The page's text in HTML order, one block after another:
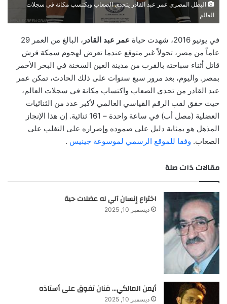
البطل المصري عمر عبد القادر يتحدى الصعاب ويكتسب مكانة في سجلات
العالم
في يونيو 2016، شهدت حياة عمر عبد القادر
، البالغ من العمر 29
عاماً من مصر، تحولاً غير متوقع عندما تعرض لهجوم سمكة قرش
قاتل أثناء سباحته بالقرب من مدينة العين السخنة في البحر الأحمر
بمصر. واليوم، بعد مرور سبع سنوات على ذلك الحادث، تمكن عمر
عبد القادر من تحدي الصعاب واكتساب مكانة في سجلات العالم،
حيث حقق لقب الرقم القياسي العالمي لأكبر عدد من الثنائيات
العضلية (مصل أب) في ساعة واحدة – 161 ثنائية. إن هذا الإنجاز
المذهل هو بمثابة دليل على صموده وإصراره على التغلب على
الصعاب. وفقا للموقع الرسمي لموسوعة جينيس .
مقالات ذات صلة
اختراع إنسان آلي له عضلات حية
ديسمبر 10, 2025
أيمن المالكي… فنان تفوق على أستاذه
ديسمبر 10, 2025